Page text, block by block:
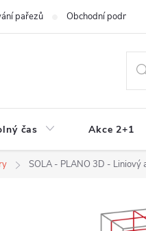
pařezů Obchodní podmínky
čas Akce 2+1
SOLA - PLANO 3D -